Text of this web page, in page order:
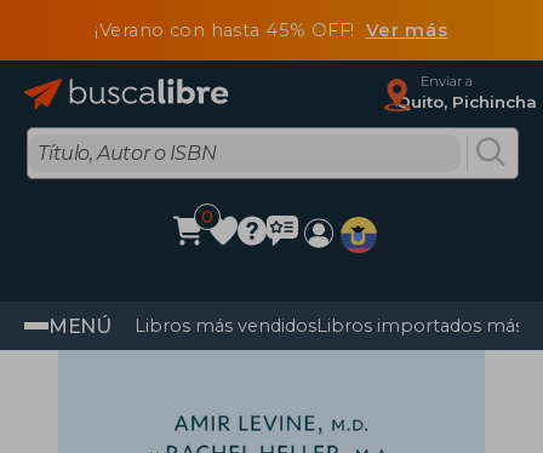
¡Verano con hasta 45% OFF! Ver más
Enviar a
Quito, Pichincha
0
MENÚ Libros más vendidosLibros importados más